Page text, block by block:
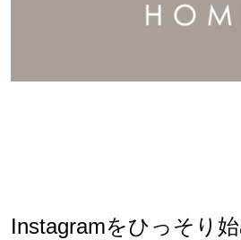
Instagramをひっそり